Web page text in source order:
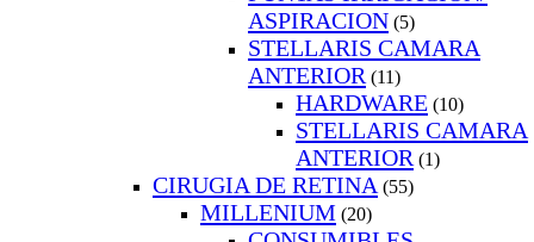
ASPIRACION (5)
STELLARIS CAMARA
ANTERIOR (11)
HARDWARE (10)
STELLARIS CAMARA
ANTERIOR (1)
CIRUGIA DE RETINA (55)
MILLENIUM (20)